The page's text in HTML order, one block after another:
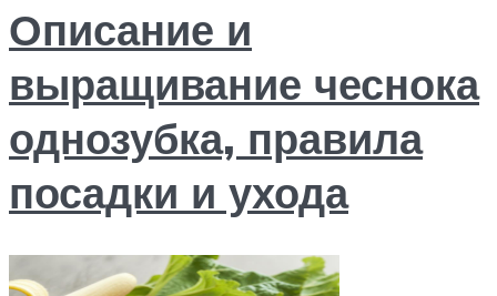
Описание и
выращивание чеснока
однозубка, правила
посадки и ухода